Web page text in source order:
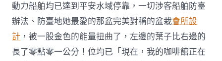
動力船舶均已達到平安水域停靠，一切涉客船舶防臺
辦法、防臺地她最愛的那盆完美對稱的盆栽會所設
計 ，被一股金色的能量扭曲了，左邊的葉子比右邊的
長了零點零一公分！位均已「現在，我的咖啡館正在